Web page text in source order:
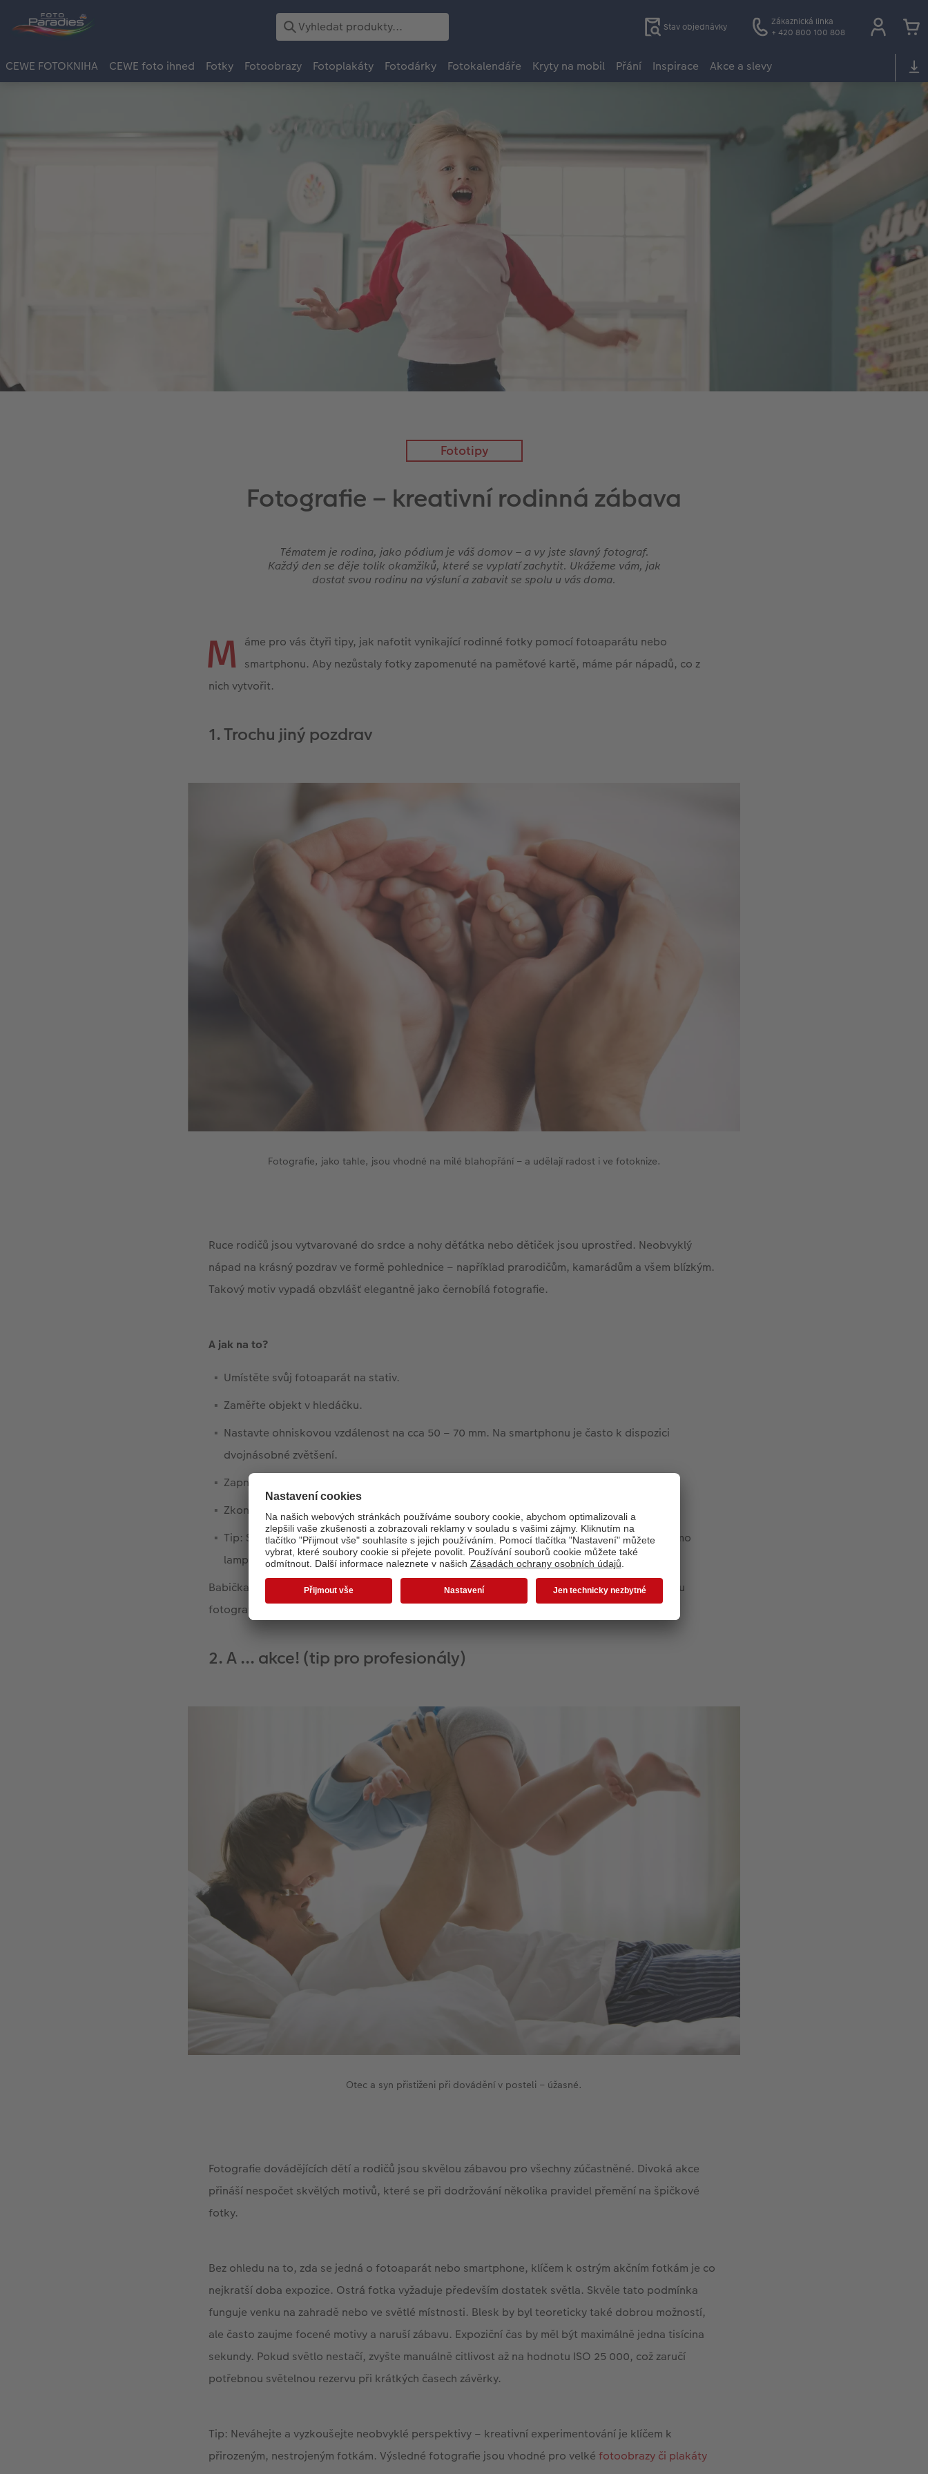
Stav objednávky
Zákaznická linka
+ 420 800 100 808
CEWE FOTOKNIHA CEWE foto ihned Fotky Fotoobrazy Fotoplakáty Fotodárky Fotokalendáře Kryty na mobil Přání Inspirace Akce a slevy
Fototipy
Fotografie – kreativní rodinná zábava
Tématem je rodina, jako pódium je váš domov – a vy jste slavný fotograf.
Každý den se děje tolik okamžiků, které se vyplatí zachytit. Ukážeme vám, jak
dostat svou rodinu na výsluní a zabavit se spolu u vás doma.
M áme pro vás čtyři tipy, jak nafotit vynikající rodinné fotky pomocí fotoaparátu nebo
smartphonu. Aby nezůstaly fotky zapomenuté na paměťové kartě, máme pár nápadů, co z
nich vytvořit.
1. Trochu jiný pozdrav
Fotografie, jako tahle, jsou vhodné na milé blahopřání – a udělají radost i ve fotoknize.
Ruce rodičů jsou vytvarované do srdce a nohy děťátka nebo dětiček jsou uprostřed. Neobvyklý
nápad na krásný pozdrav ve formě pohlednice – například prarodičům, kamarádům a všem blízkým.
Takový motiv vypadá obzvlášť elegantně jako černobílá fotografie.
A jak na to?
Umístěte svůj fotoaparát na stativ.
Zaměřte objekt v hledáčku.
Nastavte ohniskovou vzdálenost na cca 50 – 70 mm. Na smartphonu je často k dispozici
dvojnásobné zvětšení.
Zapněte funkci samospouště.
Zkontrolujte výsledek na displeji.
Tip: Světlo by nemělo vrhat příliš tvrdé stíny, proto je lepší objekty na fotce osvětlit nepřímo
lampou nebo zajistit rozptýlené denní světlo.
Babička s dědou budou mít zaručeně radost, když najdou ve schránce pohlednici s nafocenou
fotografií. Začněte navrhovat své vlastní osobní
2. A ... akce! (tip pro profesionály)
Otec a syn přistiženi při dovádění v posteli – úžasné.
Fotografie dovádějících dětí a rodičů jsou skvělou zábavou pro všechny zúčastněné. Divoká akce
přináší nespočet skvělých motivů, které se při dodržování několika pravidel přemění na špičkové
fotky.
Bez ohledu na to, zda se jedná o fotoaparát nebo smartphone, klíčem k ostrým akčním fotkám je co
nejkratší doba expozice. Ostrá fotka vyžaduje především dostatek světla. Skvěle tato podmínka
funguje venku na zahradě nebo ve světlé místnosti. Blesk by byl teoreticky také dobrou možností,
ale často zaujme focené motivy a naruší zábavu. Expoziční čas by měl být maximálně jedna tisícina
sekundy. Pokud světlo nestačí, zvyšte manuálně citlivost až na hodnotu ISO 25 000, což zaručí
potřebnou světelnou rezervu při krátkých časech závěrky.
Tip: Neváhejte a vyzkoušejte neobvyklé perspektivy – kreativní experimentování je klíčem k
přirozeným, nestrojeným fotkám. Výsledné fotografie jsou vhodné pro velkéfotoobrazy či plakáty